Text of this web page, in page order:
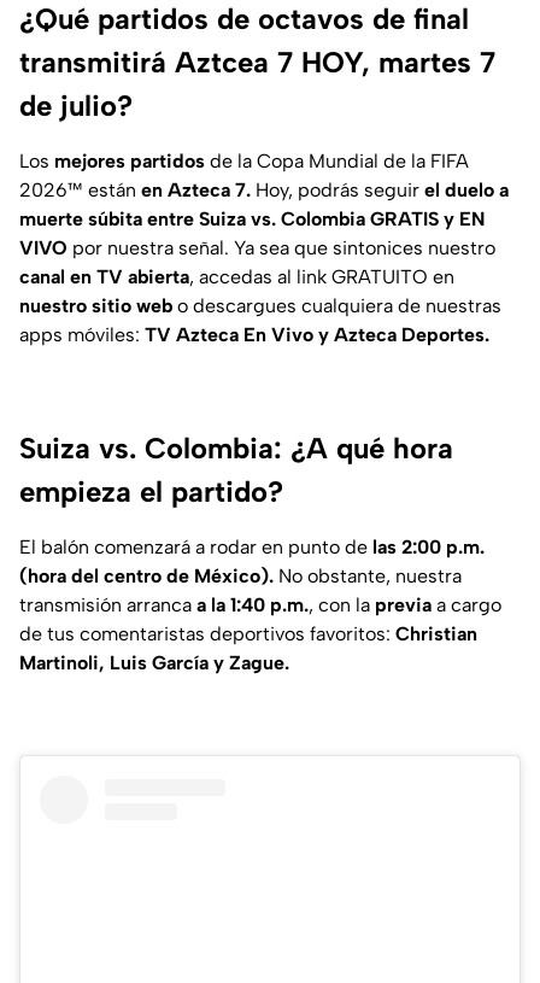
¿Qué partidos de octavos de final
transmitirá Aztcea 7 HOY, martes 7
de julio?
Los mejores partidos de la Copa Mundial de la FIFA
2026™ están en Azteca 7. Hoy, podrás seguir el duelo a
muerte súbita entre Suiza vs. Colombia GRATIS y EN
VIVO por nuestra señal. Ya sea que sintonices nuestro
canal en TV abierta, accedas al link GRATUITO en
nuestro sitio web o descargues cualquiera de nuestras
apps móviles: TV Azteca En Vivo y Azteca Deportes.
Suiza vs. Colombia: ¿A qué hora
empieza el partido?
El balón comenzará a rodar en punto de las 2:00 p.m.
(hora del centro de México). No obstante, nuestra
transmisión arranca a la 1:40 p.m., con la previa a cargo
de tus comentaristas deportivos favoritos: Christian
Martinoli, Luis García y Zague.